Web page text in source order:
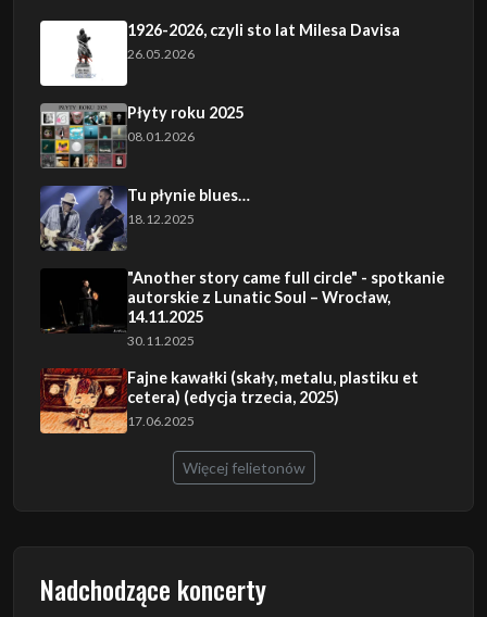
1926-2026, czyli sto lat Milesa Davisa
26.05.2026
Płyty roku 2025
08.01.2026
Tu płynie blues…
18.12.2025
"Another story came full circle" - spotkanie
autorskie z Lunatic Soul – Wrocław,
14.11.2025
30.11.2025
Fajne kawałki (skały, metalu, plastiku et
cetera) (edycja trzecia, 2025)
17.06.2025
Więcej felietonów
Nadchodzące koncerty